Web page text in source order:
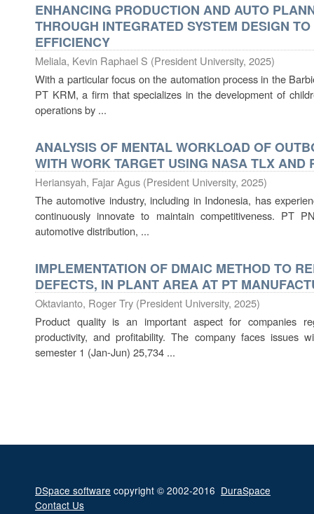
ENHANCING PRODUCTION AND AUTO
THROUGH INTEGRATED SYSTEM DESIGN
EFFICIENCY
Meliala, Kevin Raphael S (President University, 2025)
With a particular focus on the automation process in the
PT KRM, a firm that specializes in the development of
operations by ...
ANALYSIS OF MENTAL WORKLOAD OF
WITH WORK TARGET USING NASA TLX AND
Heriansyah, Fajar Agus (President University, 2025)
The automotive industry, including in Indonesia, has
continuously innovate to maintain competitiveness. PT
automotive distribution, ...
IMPLEMENTATION OF DMAIC METHOD TO
DEFECTS, IN PLANT AREA AT PT
Oktavianto, Roger Try (President University, 2025)
Product quality is an important aspect for companies
productivity, and profitability. The company faces issues
semester 1 (Jan-Jun) 25,734 ...
DSpace software copyright © 2002-2016 DuraSpace
Contact Us